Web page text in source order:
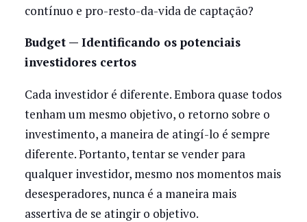
contínuo e pro-resto-da-vida de captação?
Budget — Identificando os potenciais
investidores certos
Cada investidor é diferente. Embora quase todos
tenham um mesmo objetivo, o retorno sobre o
investimento, a maneira de atingí-lo é sempre
diferente. Portanto, tentar se vender para
qualquer investidor, mesmo nos momentos mais
desesperadores, nunca é a maneira mais
assertiva de se atingir o objetivo.